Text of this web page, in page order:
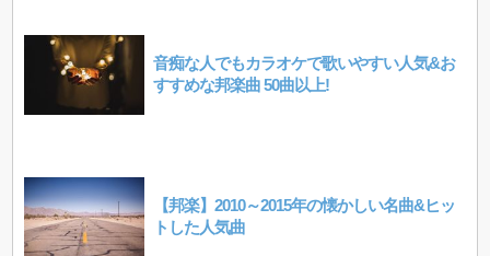
音痴な人でもカラオケで歌いやすい人気&お
すすめな邦楽曲 50曲以上!
【邦楽】2010～2015年の懐かしい名曲&ヒッ
トした人気曲